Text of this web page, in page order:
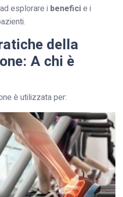
esplorare i beneficie i
della
A chi è
è utilizzata per: